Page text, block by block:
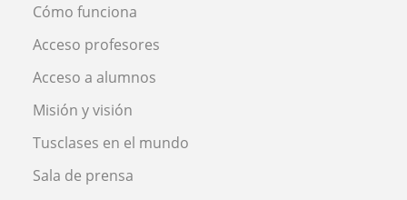
Cómo funciona
Acceso profesores
Acceso a alumnos
Misión y visión
Tusclases en el mundo
Sala de prensa